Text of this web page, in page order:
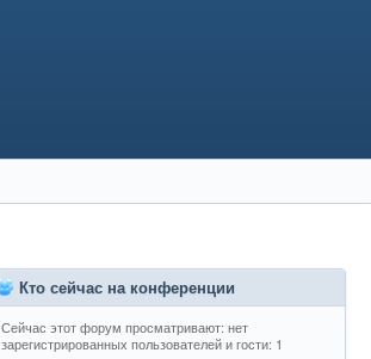
Кто сейчас на конференции
Сейчас этот форум просматривают: нет
зарегистрированных пользователей и гости: 1